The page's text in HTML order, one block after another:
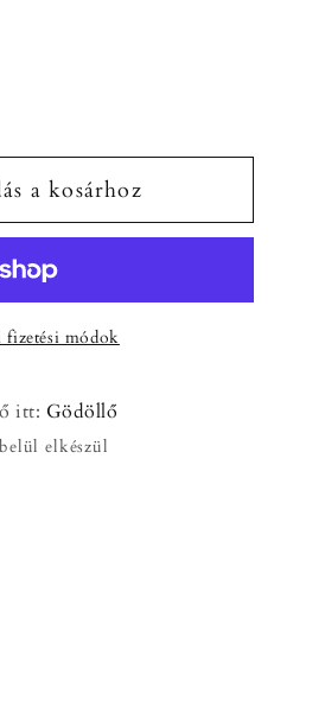
a kosárhoz
módok
itt: Gödöllő
elkészül